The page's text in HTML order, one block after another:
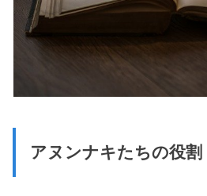
アヌンナキたちの役割